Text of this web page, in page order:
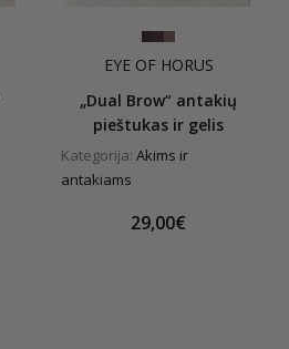
EYE OF HORUS
„Dual Brow“ antakių
pieštukas ir gelis
Kategorija: Akims ir
antakiams
29,00€